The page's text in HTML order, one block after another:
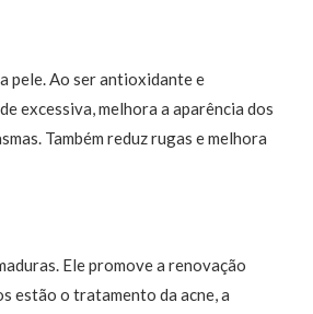
pele. Ao ser antioxidante e
excessiva, melhora a aparência dos
Também reduz rugas e melhora
Ele promove a renovação
estão o tratamento da acne, a